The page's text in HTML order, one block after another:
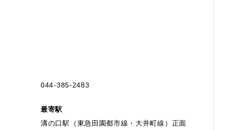
044-385-2483
最寄駅
溝の口駅（東急田園都市線・大井町線）正面